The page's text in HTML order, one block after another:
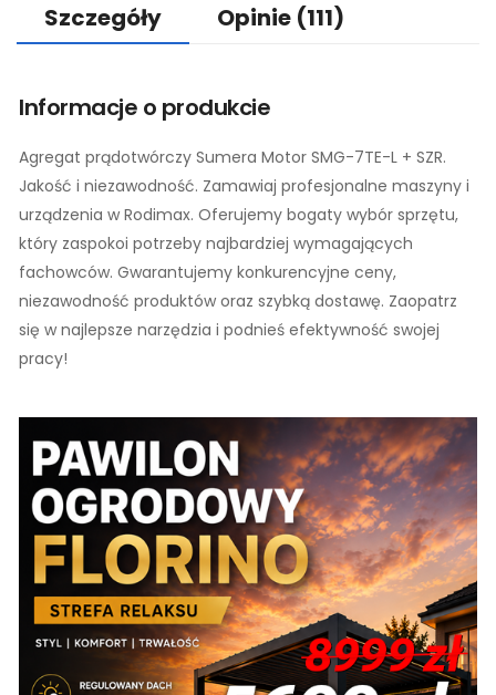
Szczegóły Opinie (111)
Informacje o produkcie
Agregat prądotwórczy Sumera Motor SMG-7TE-L + SZR.
Jakość i niezawodność. Zamawiaj profesjonalne maszyny i
urządzenia w Rodimax. Oferujemy bogaty wybór sprzętu,
który zaspokoi potrzeby najbardziej wymagających
fachowców. Gwarantujemy konkurencyjne ceny,
niezawodność produktów oraz szybką dostawę. Zaopatrz
się w najlepsze narzędzia i podnieś efektywność swojej
pracy!